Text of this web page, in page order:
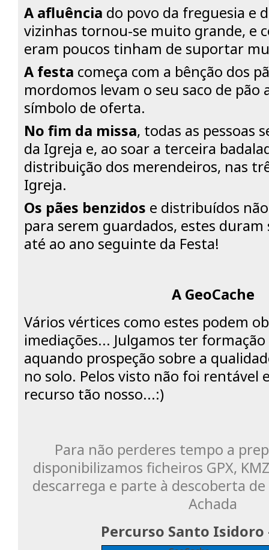
A afluência do povo da freguesia e
vizinhas tornou-se muito grande, e
eram poucos tinham de suportar
A festa começa com a bênção dos
mordomos levam o seu saco de pão
símbolo de oferta.
No fim da missa, todas as pessoas
da Igreja e, ao soar a terceira
distribuição dos merendeiros, nas
Igreja.
Os pães benzidos e distribuídos
para serem guardados, estes
até ao ano seguinte da Festa!
A GeoCache
Vários vértices como estes podem
imediações... Julgamos ter
aquando prospeção sobre a
no solo. Pelos visto não foi rentável
recurso tão nosso...:)
Para não perderes tempo a
disponibilizamos ficheiros GPX,
descarrega e parte à descoberta
Achada
Percurso Santo Isidoro